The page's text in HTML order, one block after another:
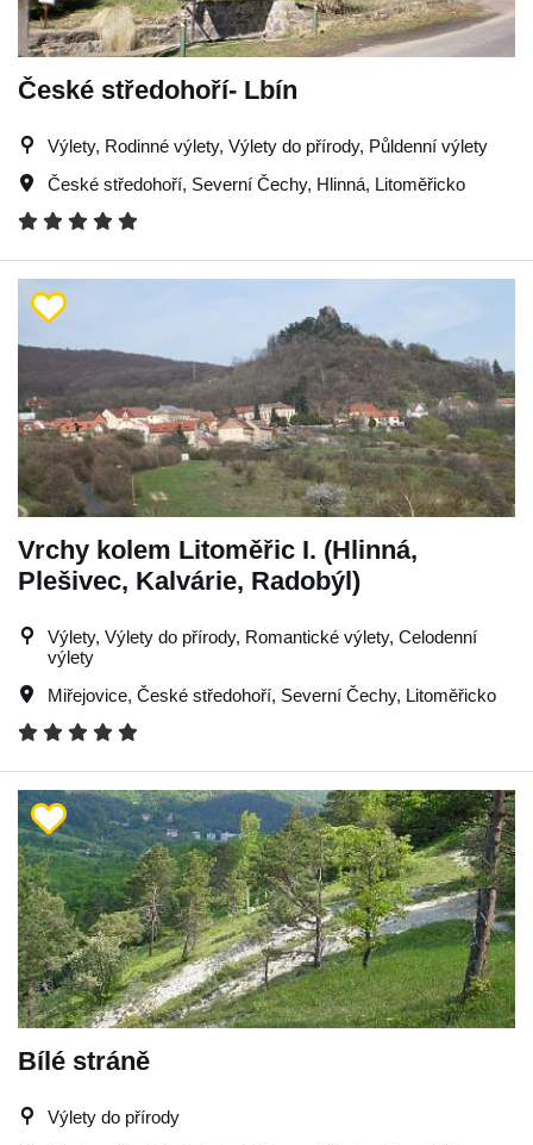
České středohoří- Lbín
Výlety, Rodinné výlety, Výlety do přírody, Půldenní výlety
České středohoří, Severní Čechy, Hlinná, Litoměřicko
Vrchy kolem Litoměřic I. (Hlinná,
Plešivec, Kalvárie, Radobýl)
Výlety, Výlety do přírody, Romantické výlety, Celodenní
výlety
Miřejovice, České středohoří, Severní Čechy, Litoměřicko
Bílé stráně
Výlety do přírody